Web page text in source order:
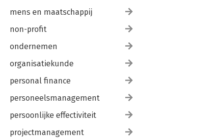
mens en maatschappij
non-profit
ondernemen
organisatiekunde
personal finance
personeelsmanagement
persoonlijke effectiviteit
projectmanagement